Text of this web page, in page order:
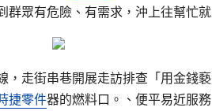
眾有危險、有需求，沖上往幫忙
走街串巷開展走訪排查「用金錢
捷零件器的燃料口。、便平易近服